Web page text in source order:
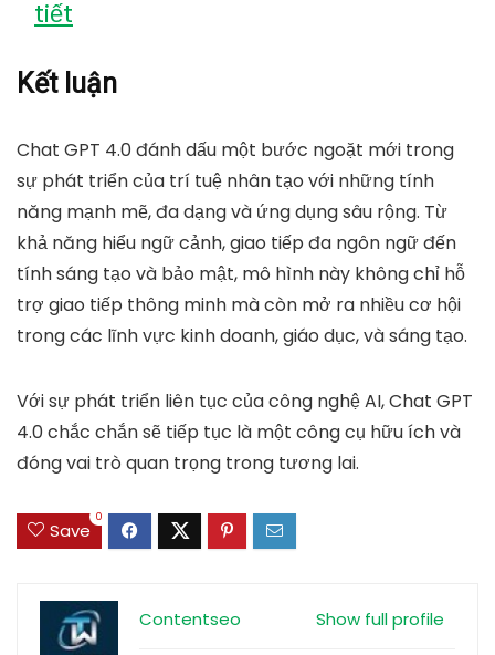
tiết
Kết luận
Chat GPT 4.0đánh dấu một bước ngoặt mới trong
sự phát triển của trí tuệ nhân tạo với những tính
năng mạnh mẽ, đa dạng và ứng dụng sâu rộng. Từ
khả năng hiểu ngữ cảnh, giao tiếp đa ngôn ngữ đến
tính sáng tạo và bảo mật, mô hình này không chỉ hỗ
trợ giao tiếp thông minh mà còn mở ra nhiều cơ hội
trong các lĩnh vực kinh doanh, giáo dục, và sáng tạo.
Với sự phát triển liên tục của công nghệ AI, Chat GPT
4.0 chắc chắn sẽ tiếp tục là một công cụ hữu ích và
đóng vai trò quan trọng trong tương lai.
Save
0
Show full profile
Contentseo